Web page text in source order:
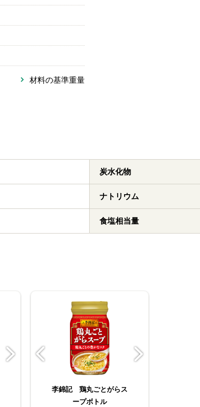
材料の基準重量
炭水化物
ナトリウム
食塩相当量
李錦記 豆板醤 素材本
位 90g
李錦記 オイスターソー
ス255g
李錦記 鶏丸ごとがらス
ープボトル